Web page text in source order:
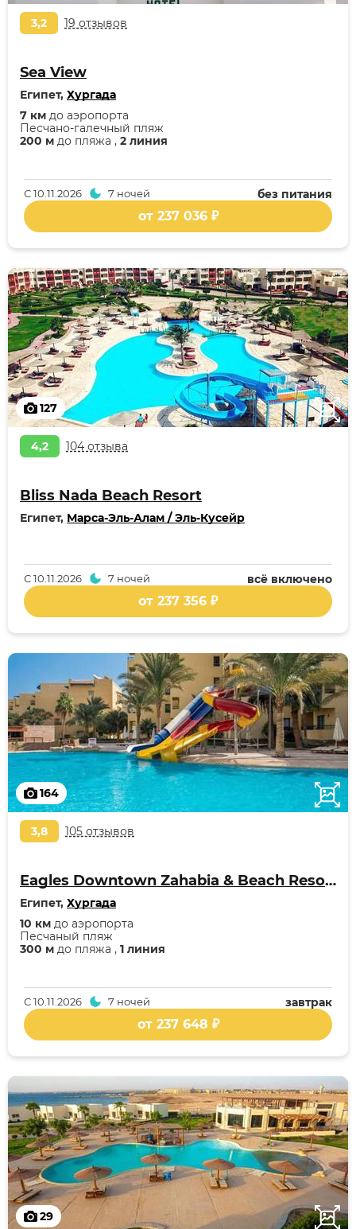
3,2 19 отзывов
Sea View
Египет, Хургада
200 м до пляжа , 2 линия
Песчано-галечный пляж
7 км до аэропорта
без питания
С10.11.2026 7 ночей
от 237 036 ₽
127
4,2 104 отзыва
Bliss Nada Beach Resort
Египет, Марса-Эль-Алам / Эль-Кусейр
всё включено
С10.11.2026 7 ночей
от 237 356 ₽
164
3,8 105 отзывов
Eagles Downtown Zahabia & Beach Resort
Египет, Хургада
300 м до пляжа , 1 линия
Песчаный пляж
10 км до аэропорта
завтрак
С10.11.2026 7 ночей
от 237 648 ₽
29